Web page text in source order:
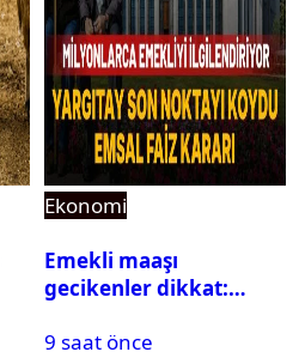
Ekonomi
Emekli maaşı
gecikenler dikkat:
maaşı için emsal faiz
9 saat önce